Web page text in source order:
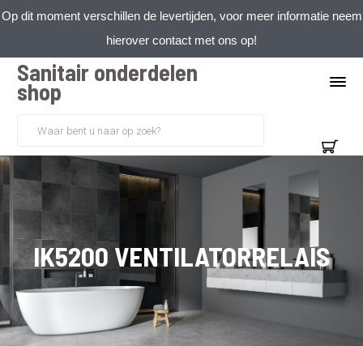
Op dit moment verschillen de levertijden, voor meer informatie neem
hierover contact met ons op!
Sanitair onderdelen
shop
IK5200 VENTILATORRELAIS